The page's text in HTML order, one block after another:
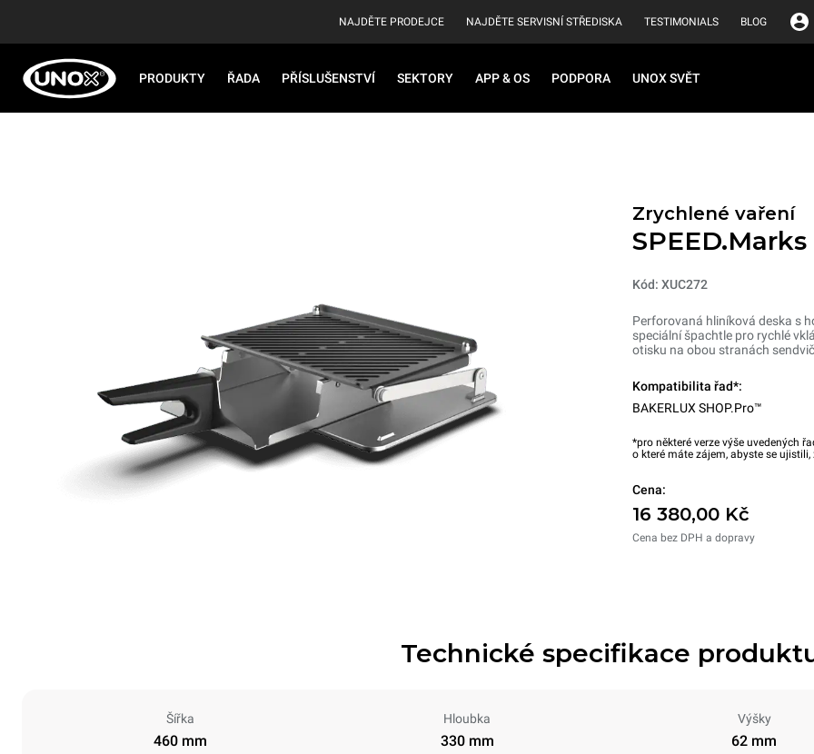
NAJDĚTE PRODEJCE NAJDĚTE SERVISNÍ STŘEDISKA TESTIMONIALS BLOG
PRODUKTY ŘADA PŘÍSLUŠENSTVÍ SEKTORY APP & OS PODPORA UNOX SVĚT
Zrychlené vaření
SPEED.Marks
Kód: XUC272
Perforovaná hliníková deska s
speciální špachtle pro rychlé
otisku na obou stranách
Kompatibilita řad*:
BAKERLUX SHOP.Pro™
*pro některé verze výše uvedených
o které máte zájem, abyste se
Cena:
16 380,00 Kč
Cena bez DPH a dopravy
Technické specifikace
Šířka
460 mm
Hloubka
330 mm
Výšky
62 mm